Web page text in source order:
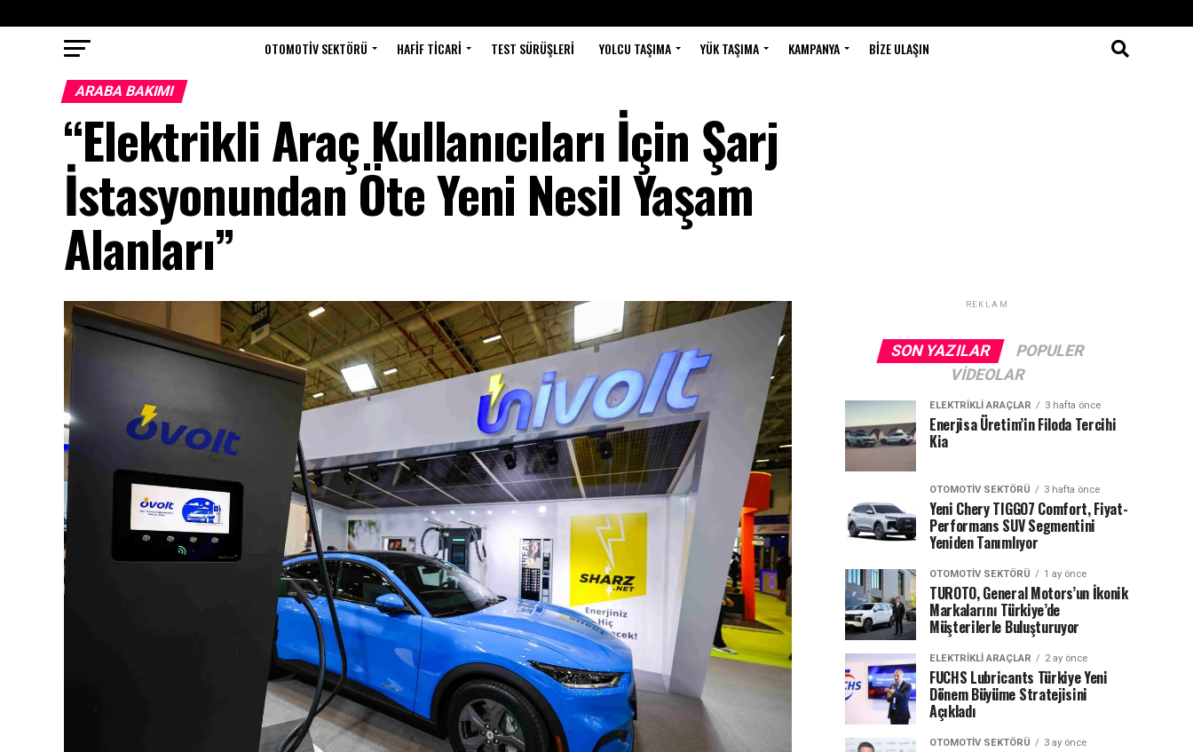
OTOMOTIV SEKTÖRÜ HAFIF TICARI TEST SÜRÜŞLERI YOLCU TAŞIMA YÜK TAŞIMA KAMPANYA BIZE ULAŞIN
ARABA BAKIMI
“Elektrikli Araç Kullanıcıları İçin Şarj
İstasyonundan Öte Yeni Nesil Yaşam
Alanları”
REKLAM
SON YAZILAR
POPULER
VIDEOLAR
ELEKTRIKLI ARAÇLAR 3 hafta önce
Enerjisa Üretim’in Filoda Tercihi
Kia
OTOMOTIV SEKTÖRÜ 3 hafta önce
Yeni Chery TIGGO7 Comfort, Fiyat-
Performans SUV Segmentini
Yeniden Tanımlıyor
OTOMOTIV SEKTÖRÜ 1 ay önce
TUROTO, General Motors’un İkonik
Markalarını Türkiye’de
Müşterilerle Buluşturuyor
ELEKTRIKLI ARAÇLAR 2 ay önce
FUCHS Lubricants Türkiye Yeni
Dönem Büyüme Stratejisini
Açıkladı
OTOMOTIV SEKTÖRÜ 3 ay önce